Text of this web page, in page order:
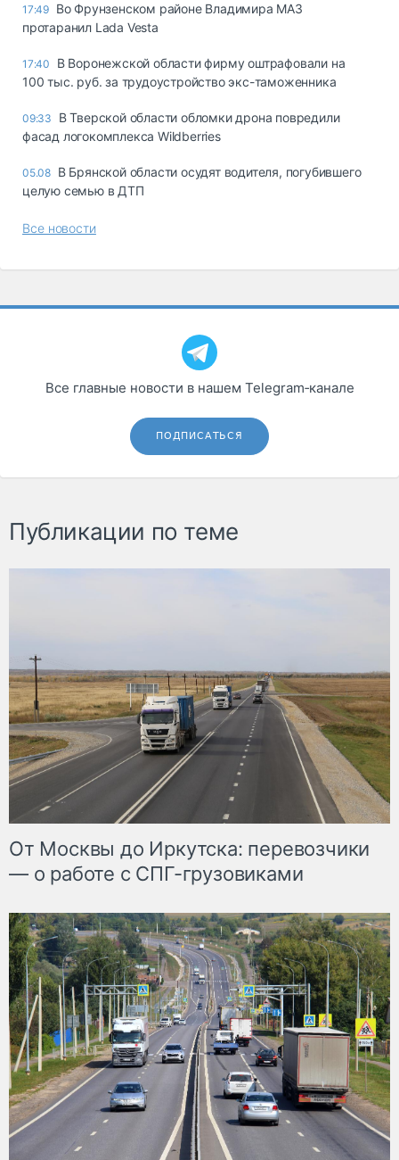
17:49 Во Фрунзенском районе Владимира МАЗ
протаранил Lada Vesta
17:40
В Воронежской области фирму оштрафовали на
100 тыс. руб. за трудоустройство экс-таможенника
09:33
В Тверской области обломки дрона повредили
фасад логокомплекса Wildberries
05.08 В Брянской области осудят водителя, погубившего
целую семью в ДТП
Все новости
Все главные новости в нашем Telegram‑канале
ПОДПИСАТЬСЯ
Публикации по теме
От Москвы до Иркутска: перевозчики
— о работе с СПГ-грузовиками